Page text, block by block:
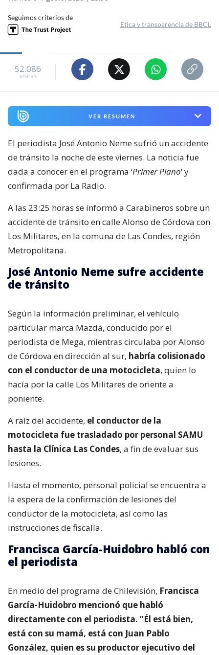
Seguimos criterios de
Ética y transparencia de BBCL
52.086
visitas
VER RESUMEN
El periodista José Antonio Neme sufrió un accidente
de tránsito la noche de este viernes. La noticia fue
dada a conocer en el programa ‘Primer Plano‘ y
confirmada por La Radio.
A las 23:25 horas se informó a Carabineros sobre un
accidente de tránsito en calle Alonso de Córdova con
Los Militares, en la comuna de Las Condes, región
Metropolitana.
José Antonio Neme sufre accidente
de tránsito
Según la información preliminar, el vehículo
particular marca Mazda, conducido por el
periodista de Mega, mientras circulaba por Alonso
de Córdova en dirección al sur, habría colisionado
con el conductor de una motocicleta, quien lo
hacía por la calle Los Militares de oriente a
poniente.
A raíz del accidente, el conductor de la
motocicleta fue trasladado por personal SAMU
hasta la Clínica Las Condes, a fin de evaluar sus
lesiones.
Hasta el momento, personal policial se encuentra a
la espera de la confirmación de lesiones del
conductor de la motocicleta, así como las
instrucciones de fiscalía.
Francisca García-Huidobro habló con
el periodista
En medio del programa de Chilevisión, Francisca
García-Huidobro mencionó que habló
directamente con el periodista. “Él está bien,
está con su mamá, está con Juan Pablo
González, quien es su productor ejecutivo del